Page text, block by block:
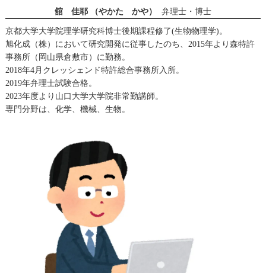
舘 佳耶 （やかた かや） 弁理士・博士
京都大学大学院理学研究科博士後期課程修了(生物物理学)。
旭化成（株）において研究開発に従事したのち、2015年より森特許
事務所（岡山県倉敷市）に勤務。
2018年4月クレッシェンド特許総合事務所入所。
2019年弁理士試験合格。
2023年度より山口大学大学院非常勤講師。
専門分野は、化学、機械、生物。